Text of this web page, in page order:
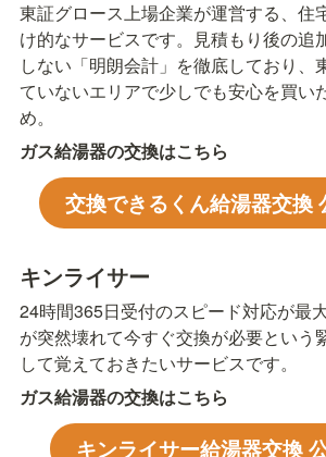
東証グロース上場企業が運営する、住
け的なサービスです。見積もり後の追
しない「明朗会計」を徹底しており、
ていないエリアで少しでも安心を買い
め。
ガス給湯器の交換はこちら
交換できるくん給湯器交換
キンライサー
24時間365日受付のスピード対応が最
が突然壊れて今すぐ交換が必要という
して覚えておきたいサービスです。
ガス給湯器の交換はこちら
キンライサー給湯器交換